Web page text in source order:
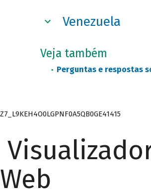
Venezuela
Veja também
Perguntas e respostas
Z7_L9KEH4O0LGPNF0A5QB0GE41415
Web